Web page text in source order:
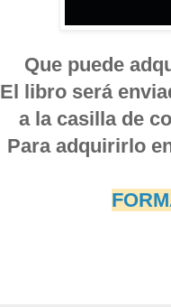
Que puede
El libro será
a la casilla de
Para adquirirlo